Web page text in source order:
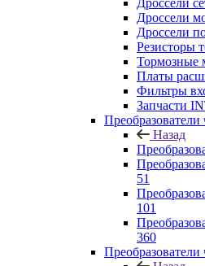
Дроссели
Дроссели
Дроссели
Резисторы
Тормозные
Платы
Фильтры
Запчасти
Назад
51
101
360